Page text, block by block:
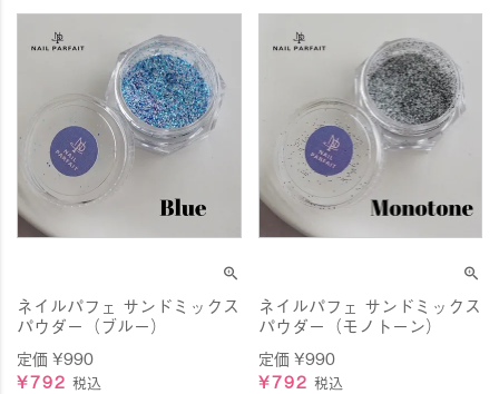
ネイルパフェ サンドミックス
パウダー（ブルー）
定価¥990
¥792 税込
ネイルパフェ サンドミックス
パウダー（モノトーン）
定価 ¥990
¥792 税込